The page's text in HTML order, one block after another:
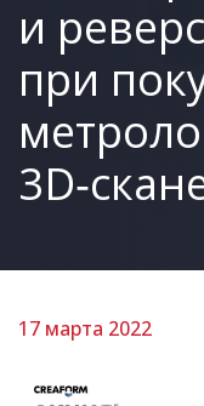
и
при
17 марта 2022